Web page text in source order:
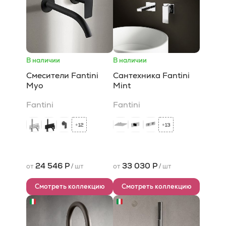
В наличии
Смесители Fantini
Myo
Fantini
+12
от 24 546 Р/ шт
Смотреть коллекцию
В наличии
Сантехника Fantini
Mint
Fantini
+13
от 33 030 Р/ шт
Смотреть коллекцию